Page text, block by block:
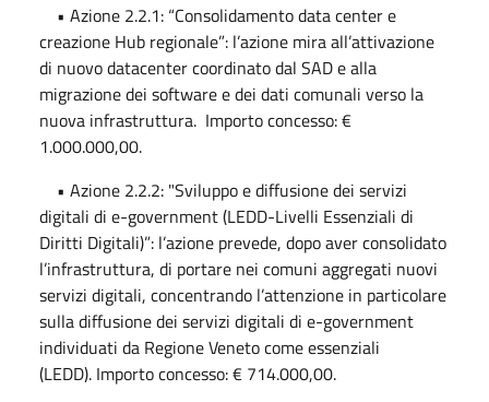
• Azione 2.2.1: “Consolidamento data center e
creazione Hub regionale”: l’azione mira all’attivazione
di nuovo datacenter coordinato dal SAD e alla
migrazione dei software e dei dati comunali verso la
nuova infrastruttura. Importo concesso: €
1.000.000,00.
• Azione 2.2.2: "Sviluppo e diffusione dei servizi
digitali di e-government (LEDD-Livelli Essenziali di
Diritti Digitali)”: l’azione prevede, dopo aver consolidato
l’infrastruttura, di portare nei comuni aggregati nuovi
servizi digitali, concentrando l’attenzione in particolare
sulla diffusione dei servizi digitali di e-government
individuati da Regione Veneto come essenziali
(LEDD). Importo concesso: € 714.000,00.